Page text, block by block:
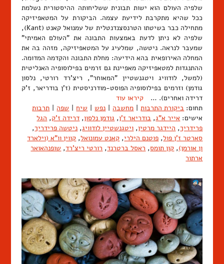
שלפיה העולם הוא ישות תבונית ששליחותה ההיסטורית נשלמת
ככל שהיא מתקרבת לידיעת עצמה. הביקורת על המטאפיזיקה
מתחילה כבר בשיטתו הטרנסצנדנטלית של עמנואל קאנט (Kant),
שלפיה לא ניתן לדעת באמצעות התבונה את "העולם האמיתי"
שמעבר לנראה. ניטשה, שמלעיג על המטאפיזיקה, מזהה בה את
המחלה האירופאית בהא הידיעה: מחלת התבונה והקִדמה המדומה.
ההתנגדות למטאפיזיקה מאפיינת גם זרמים בפילוסופיה האנליטית
(למשל, לודוויג ויטגנשטיין "המאוחר", ריצ'רד רורטי, נלסון
גודמן) וזרמים בפילוסופיה הפוסט-מודרניסטית (ז'ן בודריאר, ז'ק
דרידה ואחרים). … קיראו עוד
תחום: ביקורת התרבות | מחשבה | נפש | שיח | שפה | תרבות
אישים: אייר א"ג, בודריאר ז'ן, גודמן נלסון, דרידה ז'ק, הגל
פרידריך, היידגר מרטין, ויטגנשטיין לודוויג, ניטשה פרידריך,
סארטר ז'ן פול, פוטנם הילרי, קאנט עמונואל, קווין וו"א (וילארד
ון אורמן), קון תומס, ראסל ברטרנד, רורטי ריצ'רד, שופנהאואר
ארתור